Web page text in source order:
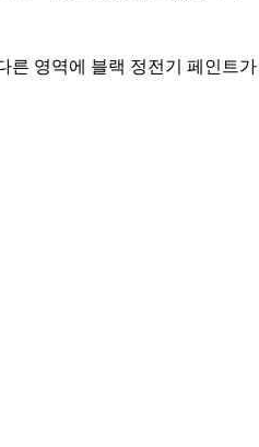
영역에 블랙 정전기 페인트